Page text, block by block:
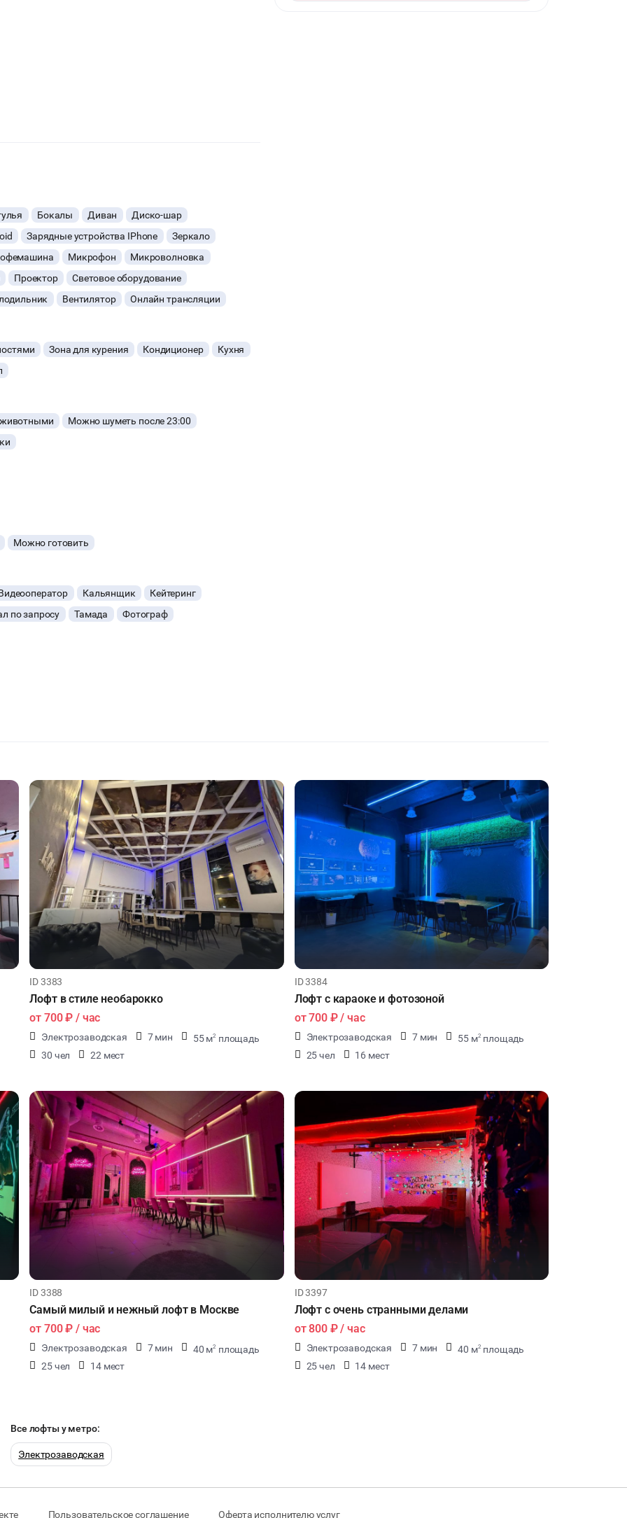
сумме бронирования (подробнее
оплачивается "стандартная уборка" после
площадку и настроит для Вас всё оборудование
мыльные пузыри, бумажная дискотека, пиньята,
уборку" на площадке после мероприятия -
Бокалы Диван
Диско-шар
Зарядные устройства IPhone
Зеркало
Микрофон
Микроволновка
Проектор
Световое оборудование
Вентилятор Онлайн трансляции
Зона для курения Кондиционер
Кухня
Можно шуметь после 23:00
Можно готовить
Кальянщик
Кейтеринг
по запросу Тамада Фотограф
КУЛИНАРНЫЙ МАСТЕР-КЛАСС
ФУРШЕТЫ
КОНФЕРЕНЦИИ
ХАКАТОНЫ
ДЕГУСТАЦИИ
ID 3383
Лофт в стиле необарокко
от 700 ₽ / час
Электрозаводская 7 мин 55 м2 площадь
30 чел
22 мест
ID 3384
Лофт c караоке и фотозоной
от700 ₽/ час
Электрозаводская 7 мин 55 м2 площадь
25 чел
16 мест
ID 3388
Самый милый и нежный лофт в Москве
от 700 ₽ / час
Электрозаводская 7 мин 40 м2 площадь
25 чел
14 мест
ID 3397
Лофт с очень странными делами
от800 ₽/ час
Электрозаводская 7 мин 40 м2 площадь
25 чел
14 мест
Все лофты у метро:
Электрозаводская
Пользовательское соглашение Оферта исполнителю услуг